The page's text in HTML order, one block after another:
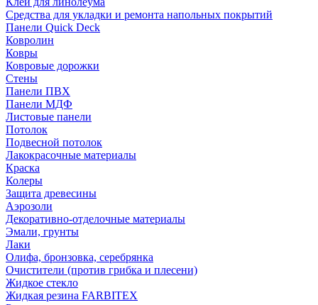
Средства для укладки и ремонта напольных покрытий
Панели Quick Deck
Ковролин
Ковры
Ковровые дорожки
Стены
Панели ПВХ
Панели МДФ
Листовые панели
Потолок
Подвесной потолок
Лакокрасочные материалы
Краска
Колеры
Защита древесины
Аэрозоли
Декоративно-отделочные материалы
Эмали, грунты
Лаки
Олифа, бронзовка, серебрянка
Очистители (против грибка и плесени)
Жидкое стекло
Жидкая резина FARBITEX